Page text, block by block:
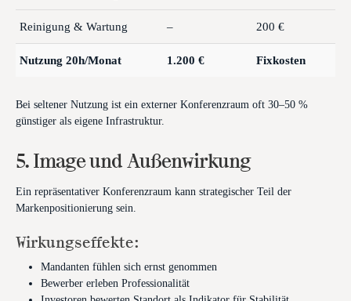
Reinigung & Wartung – 200 €
Nutzung 20h/Monat 1.200 € Fixkosten
Bei seltener Nutzung ist ein externer Konferenzraum oft 30–50 %
günstiger als eigene Infrastruktur.
5. Image und Außenwirkung
Ein repräsentativer Konferenzraum kann strategischer Teil der
Markenpositionierung sein.
Wirkungseffekte:
Mandanten fühlen sich ernst genommen
Bewerber erleben Professionalität